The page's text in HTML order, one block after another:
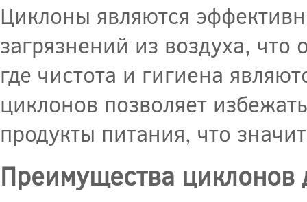
Циклоны являются
загрязнений из воздуха,
где чистота и гигиена
циклонов позволяет
продукты питания, что
Преимущества циклонов